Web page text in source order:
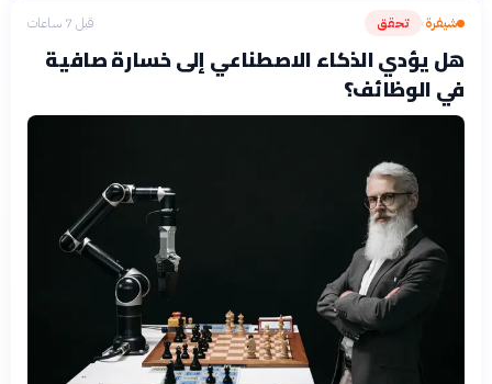
شيفرة› تحقق قبل 7 ساعات
هل يؤدي الذكاء الاصطناعي إلى خسارة صافية
في الوظائف؟